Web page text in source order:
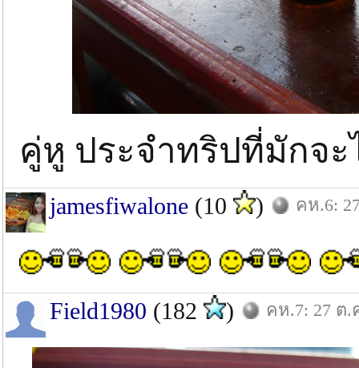
คู่หู ประจำทริปที่มักจ
jamesfiwalone (10 ) คห.6:
Field1980 (182 ) คห.7: 27 ต.